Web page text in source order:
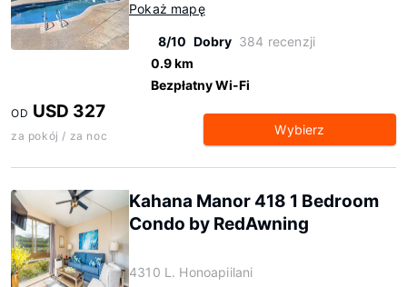
Pokaż mapę
8/10 Dobry 384 recenzji
0.9 km
Bezpłatny Wi-Fi
OD USD 327
za pokój / za noc Wybierz
Kahana Manor 418 1 Bedroom
Condo by RedAwning
4310 L. Honoapiilani